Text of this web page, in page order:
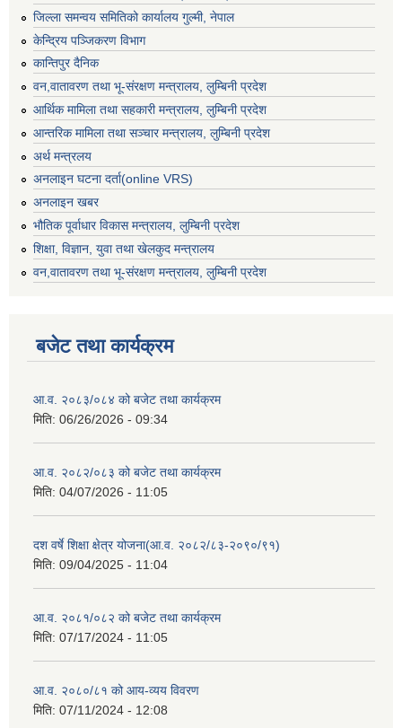
जिल्ला समन्वय समितिको कार्यालय गुल्मी, नेपाल
केन्द्रिय पञ्जिकरण विभाग
कान्तिपुर दैनिक
वन,वातावरण तथा भू-संरक्षण मन्त्रालय, लुम्बिनी प्रदेश
आर्थिक मामिला तथा सहकारी मन्त्रालय, लुम्बिनी प्रदेश
आन्तरिक मामिला तथा सञ्चार मन्त्रालय, लुम्बिनी प्रदेश
अर्थ मन्त्रलय
अनलाइन घटना दर्ता(online VRS)
अनलाइन खबर
भौतिक पूर्वाधार विकास मन्त्रालय, लुम्बिनी प्रदेश
शिक्षा, विज्ञान, युवा तथा खेलकुद मन्‍‍त्रालय
वन,वातावरण तथा भू-संरक्षण मन्त्रालय, लुम्बिनी प्रदेश
बजेट तथा कार्यक्रम
आ.व. २०८३/०८४ को बजेट तथा कार्यक्रम
मिति: 06/26/2026 - 09:34
आ.व. २०८२/०८३ को बजेट तथा कार्यक्रम
मिति: 04/07/2026 - 11:05
दश वर्षे शिक्षा क्षेत्र योजना(आ.व. २०८२/८३-२०९०/९१)
मिति: 09/04/2025 - 11:04
आ.व. २०८१/०८२ को बजेट तथा कार्यक्रम
मिति: 07/17/2024 - 11:05
आ.व. २०८०/८१ को आय-व्यय विवरण
मिति: 07/11/2024 - 12:08